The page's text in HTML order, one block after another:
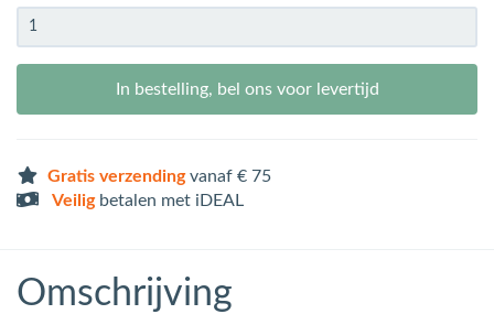
In bestelling, bel ons voor levertijd
Gratis verzendingvanaf € 75
Veiligbetalen met iDEAL
Omschrijving